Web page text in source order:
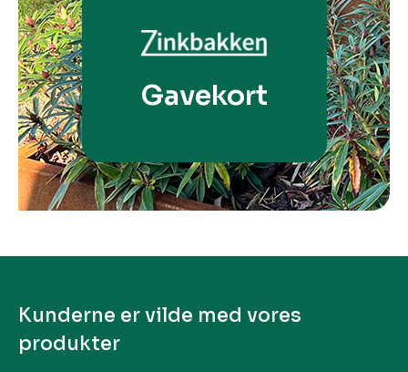
Gavekort
Kunderne er vilde med vores
produkter